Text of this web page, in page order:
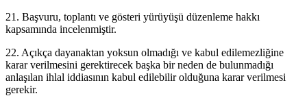
21. Başvuru, toplantı ve gösteri yürüyüşü düzenleme hakkı
kapsamında incelenmiştir.
22. Açıkça dayanaktan yoksun olmadığı ve kabul edilemezliğine
karar verilmesini gerektirecek başka bir neden de bulunmadığı
anlaşılan ihlal iddiasının kabul edilebilir olduğuna karar verilmesi
gerekir.